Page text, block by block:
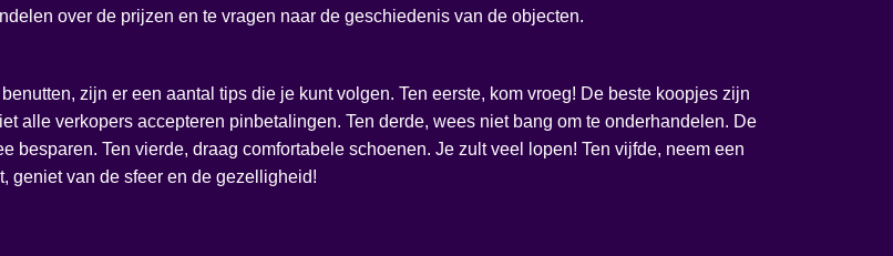
over de prijzen en te vragen naar de geschiedenis van de objecten.
zijn er een aantal tips die je kunt volgen. Ten eerste, kom vroeg! De beste koopjes zijn
alle verkopers accepteren pinbetalingen. Ten derde, wees niet bang om te onderhandelen. De
besparen. Ten vierde, draag comfortabele schoenen. Je zult veel lopen! Ten vijfde, neem een
geniet van de sfeer en de gezelligheid!